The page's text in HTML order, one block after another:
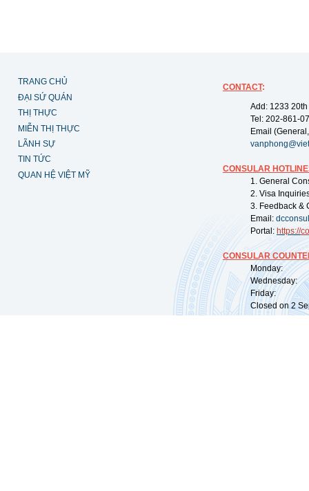
TRANG CHỦ
ĐẠI SỨ QUÁN
THỊ THỰC
MIỄN THỊ THỰC
LÃNH SỰ
TIN TỨC
QUAN HỆ VIỆT MỸ
CONTACT:
Add: 1233
Tel: 202-861-
Email
CONSULAR
1. General
2. Visa
3. Feedback &
Email:
Portal: https://
CONSULAR
Monday:
Wednesday:
Friday:
Closed on 2